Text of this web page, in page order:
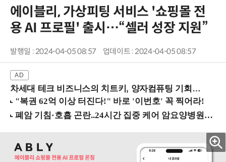
에이블리, 가상피팅 서비스 '쇼핑몰 전
용 AI 프로필' 출시…“셀러 성장 지원”
발행일 : 2024-04-05 08:57 업데이트 : 2024-04-05 08:57
차세대 테크 비즈니스의 치트키, 양자컴퓨팅 기회를 선점하라! (8/28 강남역)